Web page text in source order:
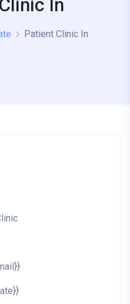
Patient Clinic In